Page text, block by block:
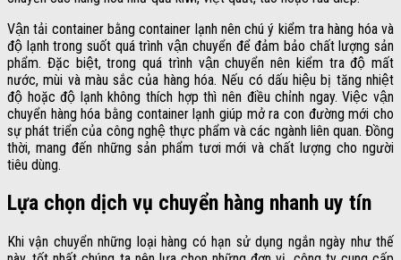
Vận tải container bằng container lạnh nên chú ý kiểm tra hàng hóa và
độ lạnh trong suốt quá trình vận chuyển để đảm bảo chất lượng sản
phẩm. Đặc biệt, trong quá trình vận chuyển nên kiểm tra độ mất
nước, mùi và màu sắc của hàng hóa. Nếu có dấu hiệu bị tăng nhiệt
độ hoặc độ lạnh không thích hợp thì nên điều chỉnh ngay. Việc vận
chuyển hàng hóa bằng container lạnh giúp mở ra con đường mới cho
sự phát triển của công nghệ thực phẩm và các ngành liên quan. Đồng
thời, mang đến những sản phẩm tươi mới và chất lượng cho người
tiêu dùng.
Lựa chọn dịch vụ chuyển hàng nhanh uy tín
Khi vận chuyển những loại hàng có hạn sử dụng ngắn ngày như thế